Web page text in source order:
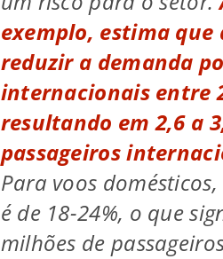
exemplo, estima
reduzir a demanda
internacionais entre
resultando em 2,6 a
passageiros
Para voos
é de 18-24%, o que
milhões de